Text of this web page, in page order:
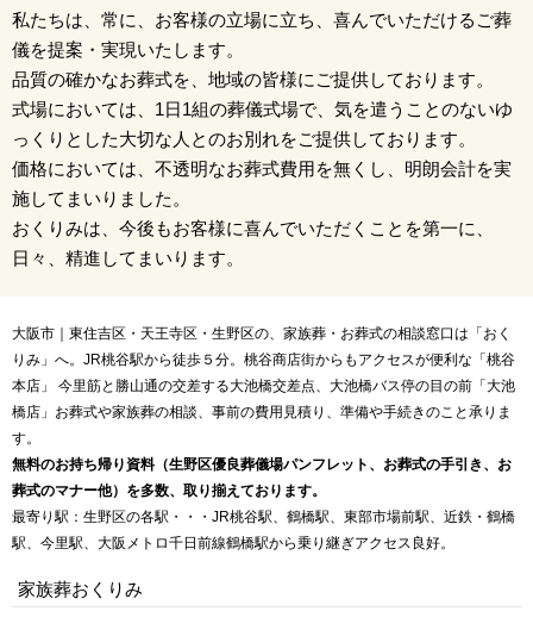
私たちは、常に、お客様の立場に立ち、喜んでいただけるご葬
儀を提案・実現いたします。
品質の確かなお葬式を、地域の皆様にご提供しております。
式場においては、1日1組の葬儀式場で、気を遣うことのないゆ
っくりとした大切な人とのお別れをご提供しております。
価格においては、不透明なお葬式費用を無くし、明朗会計を実
施してまいりました。
おくりみは、今後もお客様に喜んでいただくことを第一に、
日々、精進してまいります。
大阪市｜東住吉区・天王寺区・生野区の、家族葬・お葬式の相談窓口は「おく
りみ」へ。JR桃谷駅から徒歩５分。桃谷商店街からもアクセスが便利な「桃谷
本店」 今里筋と勝山通の交差する大池橋交差点、大池橋バス停の目の前「大池
橋店」お葬式や家族葬の相談、事前の費用見積り、準備や手続きのこと承りま
す。
無料のお持ち帰り資料（生野区優良葬儀場パンフレット、お葬式の手引き、お
葬式のマナー他）を多数、取り揃えております。
最寄り駅：生野区の各駅・・・JR桃谷駅、鶴橋駅、東部市場前駅、近鉄・鶴橋
駅、今里駅、大阪メトロ千日前線鶴橋駅から乗り継ぎアクセス良好。
家族葬おくりみ